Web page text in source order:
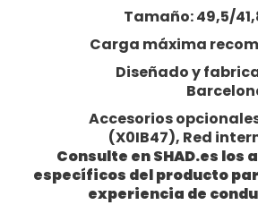
Tamaño: 49,5/
Carga máxima
Diseñado y
Accesorios
(X0IB47), Red
Consulte en SHAD.es los
específicos del producto
experiencia de